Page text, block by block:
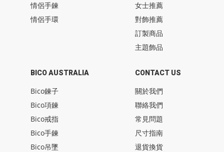
情侶手鍊
情侶手環
BICO AUSTRALIA
Bico鍊子
Bico項鍊
Bico戒指
Bico手鍊
Bico吊墜
女士推薦
對飾推薦
訂製商品
主題飾品
CONTACT US
關於我們
聯絡我們
常見問題
尺寸指南
退貨換貨